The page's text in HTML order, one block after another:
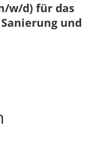
w/d) für das
und